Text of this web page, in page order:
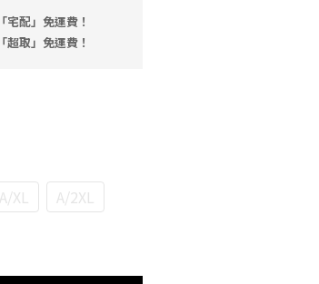
配」免運費！
取」免運費！
A/XL A/2XL